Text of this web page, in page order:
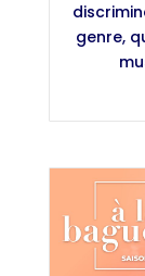
genre,